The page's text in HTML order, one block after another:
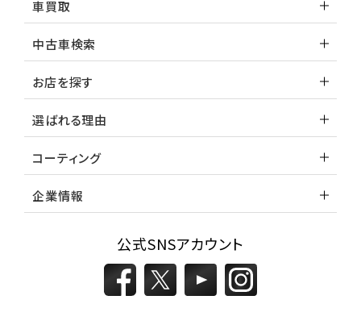
トヨタ
ミニバン・1ＢＯＸ
1位
2位
トヨタ
アルファード
車買取
中古車検索
お店を探す
選ばれる理由
コーティング
企業情報
公式SNSアカウント